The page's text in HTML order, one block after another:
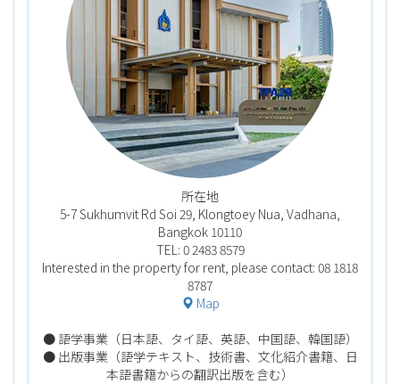
所在地
5-7 Sukhumvit Rd Soi 29, Klongtoey Nua, Vadhana,
Bangkok 10110
TEL: 0 2483 8579
Interested in the property for rent, please contact: 08 1818
8787
Map
● 語学事業（日本語、タイ語、英語、中国語、韓国語）
● 出版事業（語学テキスト、技術書、文化紹介書籍、日
本語書籍からの翻訳出版を含む）